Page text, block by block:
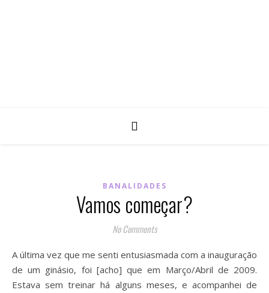
BANALIDADES
Vamos começar?
No Comments
A última vez que me senti entusiasmada com a inauguração
de um ginásio, foi [acho] que em Março/Abril de 2009.
Estava sem treinar há alguns meses, e acompanhei de